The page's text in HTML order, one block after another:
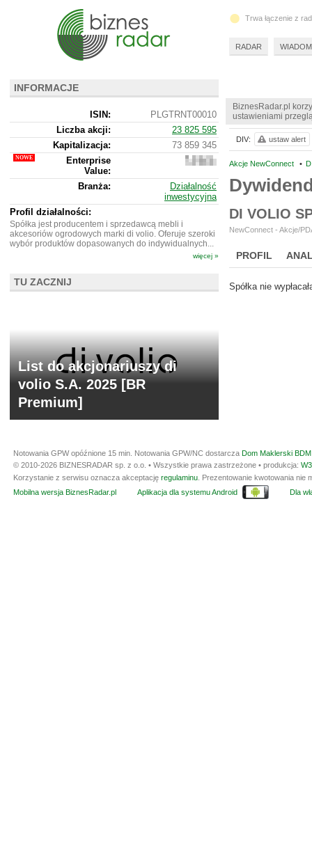
BiznesRadar.pl
ustawieniami
Akcje NewConnect •
DI VOLIO
NewConnect - Akcje/
PROFIL
Spółka nie
DIV: ustaw alert
INFORMACJE
ISIN:
PLGTRNT00010
Liczba akcji:
23 825 595
Kapitalizacja:
73 859 345
Enterprise
Value:
73
345
Branża:
Działalność
inwestycyjna
Profil działalności:
Spółka jest producentem i sprzedawcą mebli i
akcesoriów ogrodowych marki di volio. Oferuje szeroki
wybór produktów dopasowanych do indywidualnych...
więcej »
TU ZACZNIJ
List do akcjonariuszy di
volio S.A. 2025 [BR
Premium]
Trwa łączenie z
RADAR
Notowania GPW opóźnione 15 min. Notowania GPW/NC dostarcza Dom Maklerski
© 2010-2026 BIZNESRADAR sp. z o.o. • Wszystkie prawa zastrzeżone • produkcja:
Korzystanie z serwisu oznacza akceptację regulaminu . Prezentowanie kwotowania
Mobilna wersja BiznesRadar.pl
Aplikacja dla systemu Android Dla